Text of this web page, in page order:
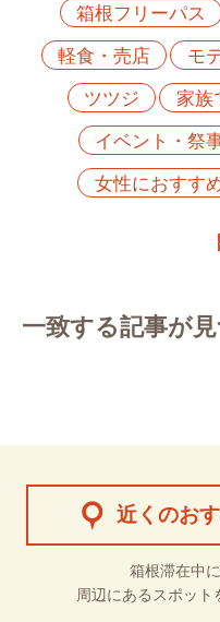
箱根フリーパス
軽食・売店
モ
ツツジ
家族
イベント・祭
女性におすす
一致する記事が
近くのお
箱根滞在中
周辺にあるスポット